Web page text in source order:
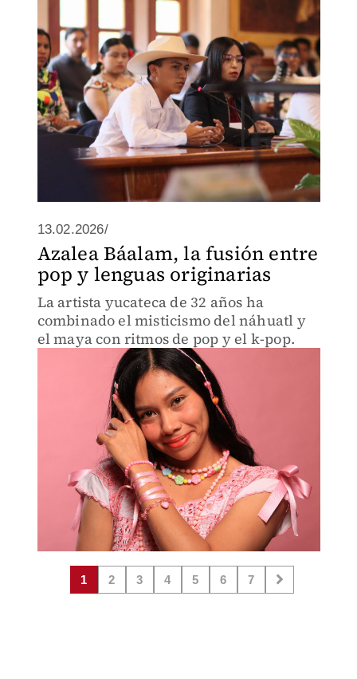
13.02.2026/
Azalea Báalam, la fusión entre
pop y lenguas originarias
La artista yucateca de 32 años ha
combinado el misticismo del náhuatl y
el maya con ritmos de pop y el k-pop.
1 2 3 4 5 6 7